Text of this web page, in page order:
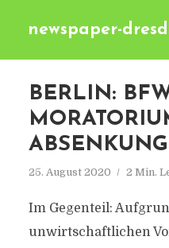
newspaper-
BERLIN:
25. August 2020 2 Min.
Im Gegenteil:
unwirtschaftlichen